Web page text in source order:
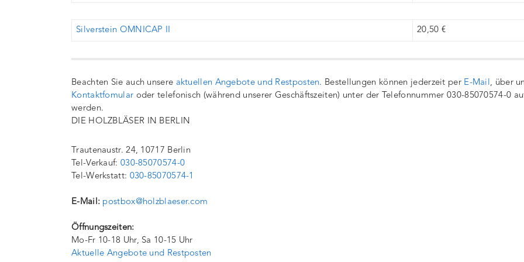
Silverstein OMNICAP II 20,50 €
Beachten Sie auch unsere aktuellen Angebote und Restposten. Bestellungen können jederzeit per E-Mail, über
Kontaktfomular oder telefonisch (während unserer Geschäftszeiten) unter der Telefonnummer 030-85070574-0
werden.
DIE HOLZBLÄSER IN BERLIN
Trautenaustr. 24, 10717 Berlin
Tel-Verkauf: 030-85070574-0
Tel-Werkstatt: 030-85070574-1
E-Mail: postbox@holzblaeser.com
Öffnungszeiten:
Mo-Fr 10-18 Uhr, Sa 10-15 Uhr
Aktuelle Angebote und Restposten